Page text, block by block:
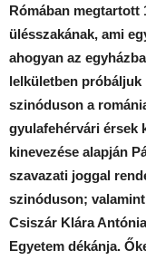
Rómában megtartott
ülésszakának, ami
ahogyan az
lelkületben próbáljuk
szinóduson a
gyulafehérvári érsek
kinevezése alapján
szavazati joggal
szinóduson;
Csiszár Klára
Egyetem dékánja.